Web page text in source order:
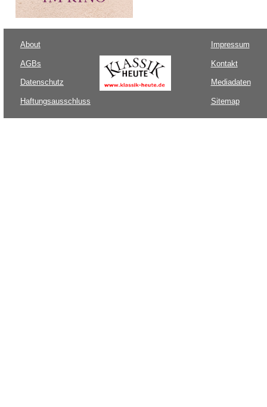
About
AGBs
Datenschutz
Haftungsausschluss
Impressum
Kontakt
Mediadaten
Sitemap